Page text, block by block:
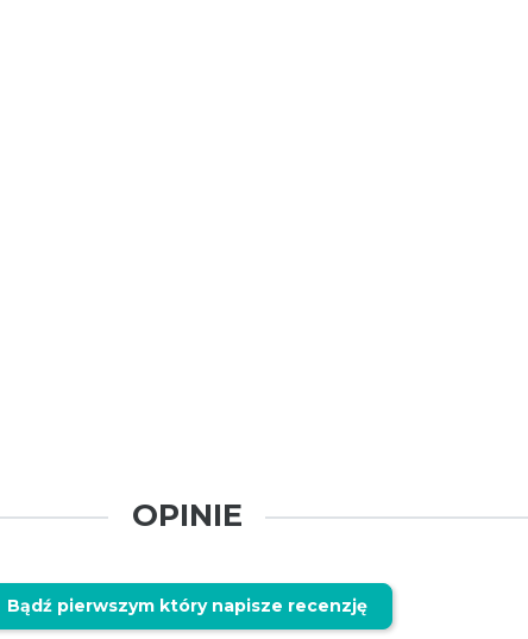
OPINIE
Bądź pierwszym który napisze recenzję